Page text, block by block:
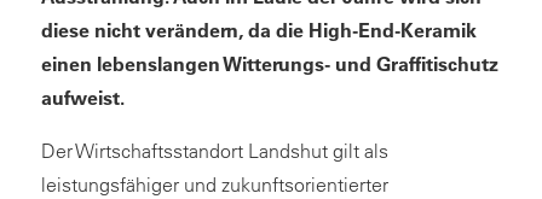
diese nicht verändern, da die High-End-Keramik
einen lebenslangen Witterungs- und Graffitischutz
aufweist.
Der Wirtschaftsstandort Landshut gilt als
leistungsfähiger und zukunftsorientierter